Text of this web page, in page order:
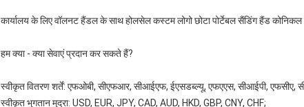
कार्यालय के लिए वॉलनट हैंडल के साथ होलसेल कस्टम लोगो छोटा पोर्टेबल सैंडिंग हैंड कोनिकल
हम क्या - क्या सेवाएं प्रदान कर सकते हैं?
स्वीकृत वितरण शर्तें: एफओबी, सीएफआर, सीआईएफ, ईएसडब्ल्यू, एफएएस, सीआईपी, एफसीए,
स्वीकृत भुगतान मुद्रा: USD, EUR, JPY, CAD, AUD, HKD, GBP, CNY, CHF;